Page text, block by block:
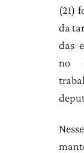
(21)
da
das
no